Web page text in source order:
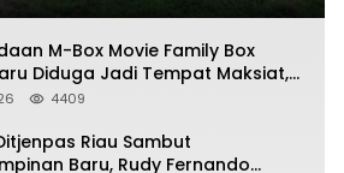
M-Box Movie Family Box
Diduga Jadi Tempat Maksiat,
Minta Pemerintah Lakukan
4409
Riau Sambut
Baru, Rudy Fernando